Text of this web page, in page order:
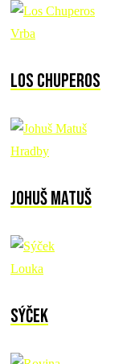
Vrba
Los Chuperos
Hradby
Johuš Matuš
Louka
Sýček